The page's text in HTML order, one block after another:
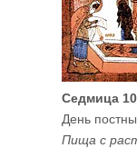
Седмица
День
Пища с